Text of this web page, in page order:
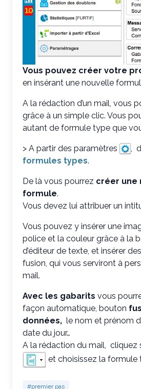
Vous pouvez créer votre
en insérant une nouvelle
A la rédaction d’un mail, vous
grâce à un simple clic. Vous
autant de formule type que
> A partir des paramètres
,
formules types.
De là vous pourrez créer une
formule.
Vous devez lui attribuer un
Vous pouvez y insérer une
police et la couleur grâce à la
d’éditeur de texte, et insérer
fusion, qui vous serviront à
mail.
Avec les gabarits vous
façon automatique, bouton
données, le nom et prénom
date du jour…
A la rédaction du mail, cliquez
et choisissez la formule
#premier pas